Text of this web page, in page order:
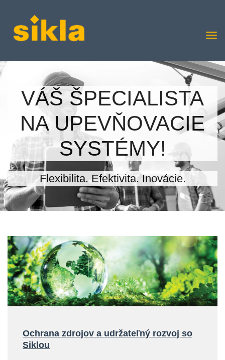
VÁŠ ŠPECIALISTA
NA UPEVŇOVACIE
SYSTÉMY!
Flexibilita. Efektivita. Inovácie.
Ochrana zdrojov a udržateľný rozvoj so
Siklou